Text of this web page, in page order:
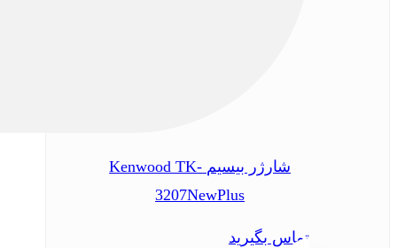
شارژر بیسیم Kenwood TK-
3207NewPlus
تماس بگیرید